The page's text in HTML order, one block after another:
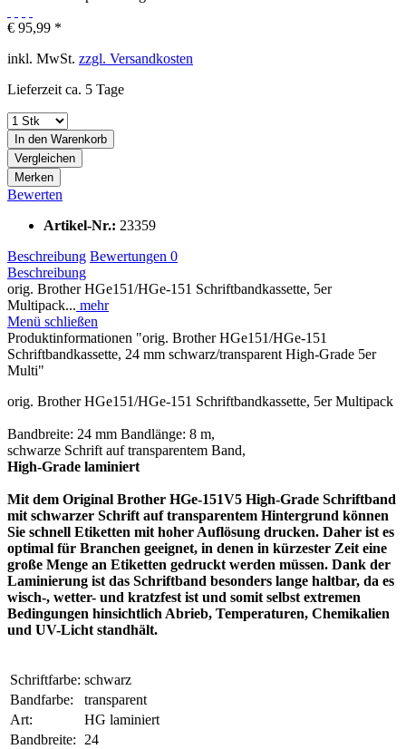
€ 95,99 *
inkl. MwSt. zzgl. Versandkosten
Lieferzeit ca. 5 Tage
In den Warenkorb
Vergleichen
Merken
Bewerten
Artikel-Nr.: 23359
Beschreibung Bewertungen 0
Beschreibung
orig. Brother HGe151/HGe-151 Schriftbandkassette, 5er
Multipack... mehr
Menü schließen
Produktinformationen "orig. Brother HGe151/HGe-151
Schriftbandkassette, 24 mm schwarz/transparent High-Grade 5er
Multi"
orig. Brother HGe151/HGe-151 Schriftbandkassette, 5er Multipack
Bandbreite: 24 mm Bandlänge: 8 m,
schwarze Schrift auf transparentem Band,
High-Grade laminiert
Mit dem Original Brother HGe-151V5 High-Grade Schriftband
mit schwarzer Schrift auf transparentem Hintergrund können
Sie schnell Etiketten mit hoher Auflösung drucken. Daher ist es
optimal für Branchen geeignet, in denen in kürzester Zeit eine
große Menge an Etiketten gedruckt werden müssen. Dank der
Laminierung ist das Schriftband besonders lange haltbar, da es
wisch-, wetter- und kratzfest ist und somit selbst extremen
Bedingungen hinsichtlich Abrieb, Temperaturen, Chemikalien
und UV-Licht standhält.
Schriftfarbe: schwarz
Bandfarbe:
transparent
Art:
HG laminiert
Bandbreite:
24